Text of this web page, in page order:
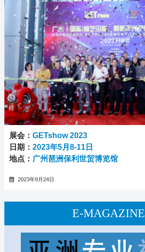
展会：GETshow 2023
日期：2023年5月8-11日
地点： 广州琶洲保利世贸博览馆
2023年9月24日
E-MAGAZINE